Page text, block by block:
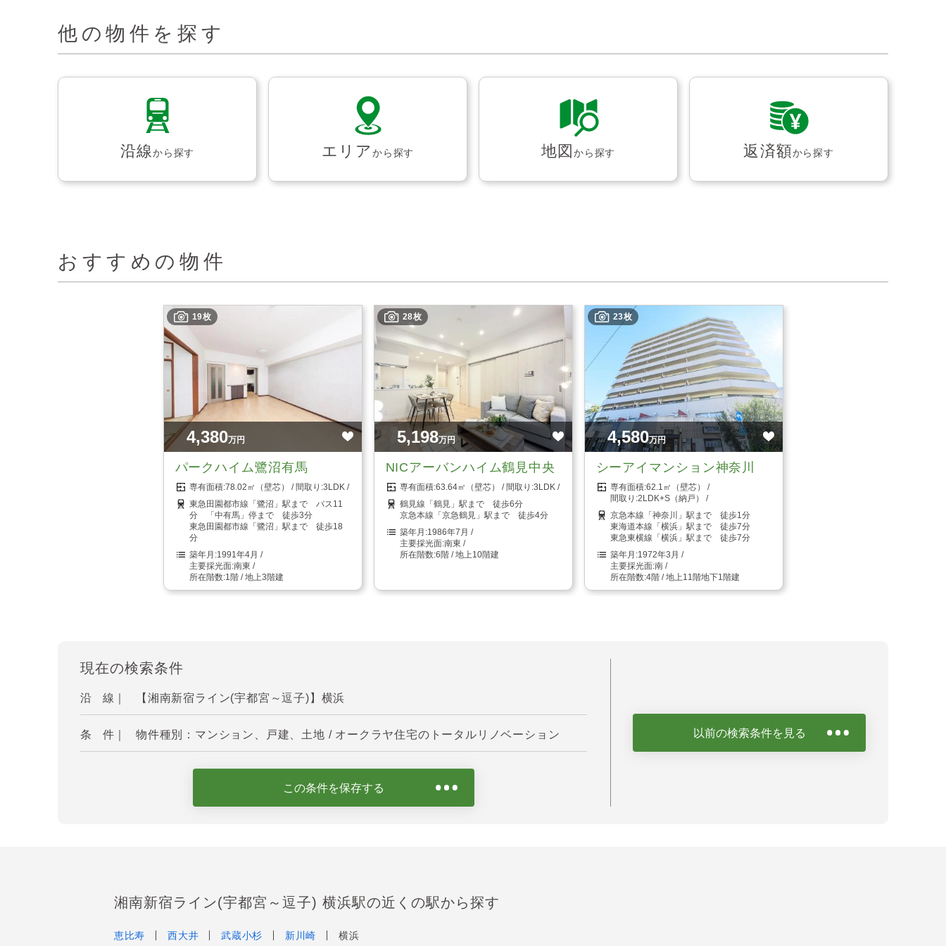
他の物件を探す
沿線から探す エリアから探す 地図から探す 返済額から探す
おすすめの物件
19枚
4,380万円
パークハイム鷺沼有馬
78.02㎡（壁芯）
3LDK
東急田園都市線「鷺沼」駅まで バス11
分 「中有馬」停まで 徒歩3分
東急田園都市線「鷺沼」駅まで 徒歩18
分
1991年4月
南東
1階 / 地上3階建
28枚
5,198万円
NICアーバンハイム鶴見中央
63.64㎡（壁芯）
3LDK
鶴見線「鶴見」駅まで 徒歩6分
京急本線「京急鶴見」駅まで 徒歩4分
1986年7月
南東
6階 / 地上10階建
23枚
4,580万円
シーアイマンション神奈川
62.1㎡（壁芯）
2LDK+S（納戸）
京急本線「神奈川」駅まで 徒歩1分
東海道本線「横浜」駅まで 徒歩7分
東急東横線「横浜」駅まで 徒歩7分
1972年3月
南
4階 / 地上11階地下1階建
現在の検索条件
沿 線｜ 【湘南新宿ライン(宇都宮～逗子)】横浜
条 件｜ 物件種別：マンション、戸建、土地 / オークラヤ住宅のトータルリノベーション
この条件を保存する
以前の検索条件を見る
湘南新宿ライン(宇都宮～逗子) 横浜駅の近くの駅から探す
恵比寿 西大井 武蔵小杉 新川崎 横浜